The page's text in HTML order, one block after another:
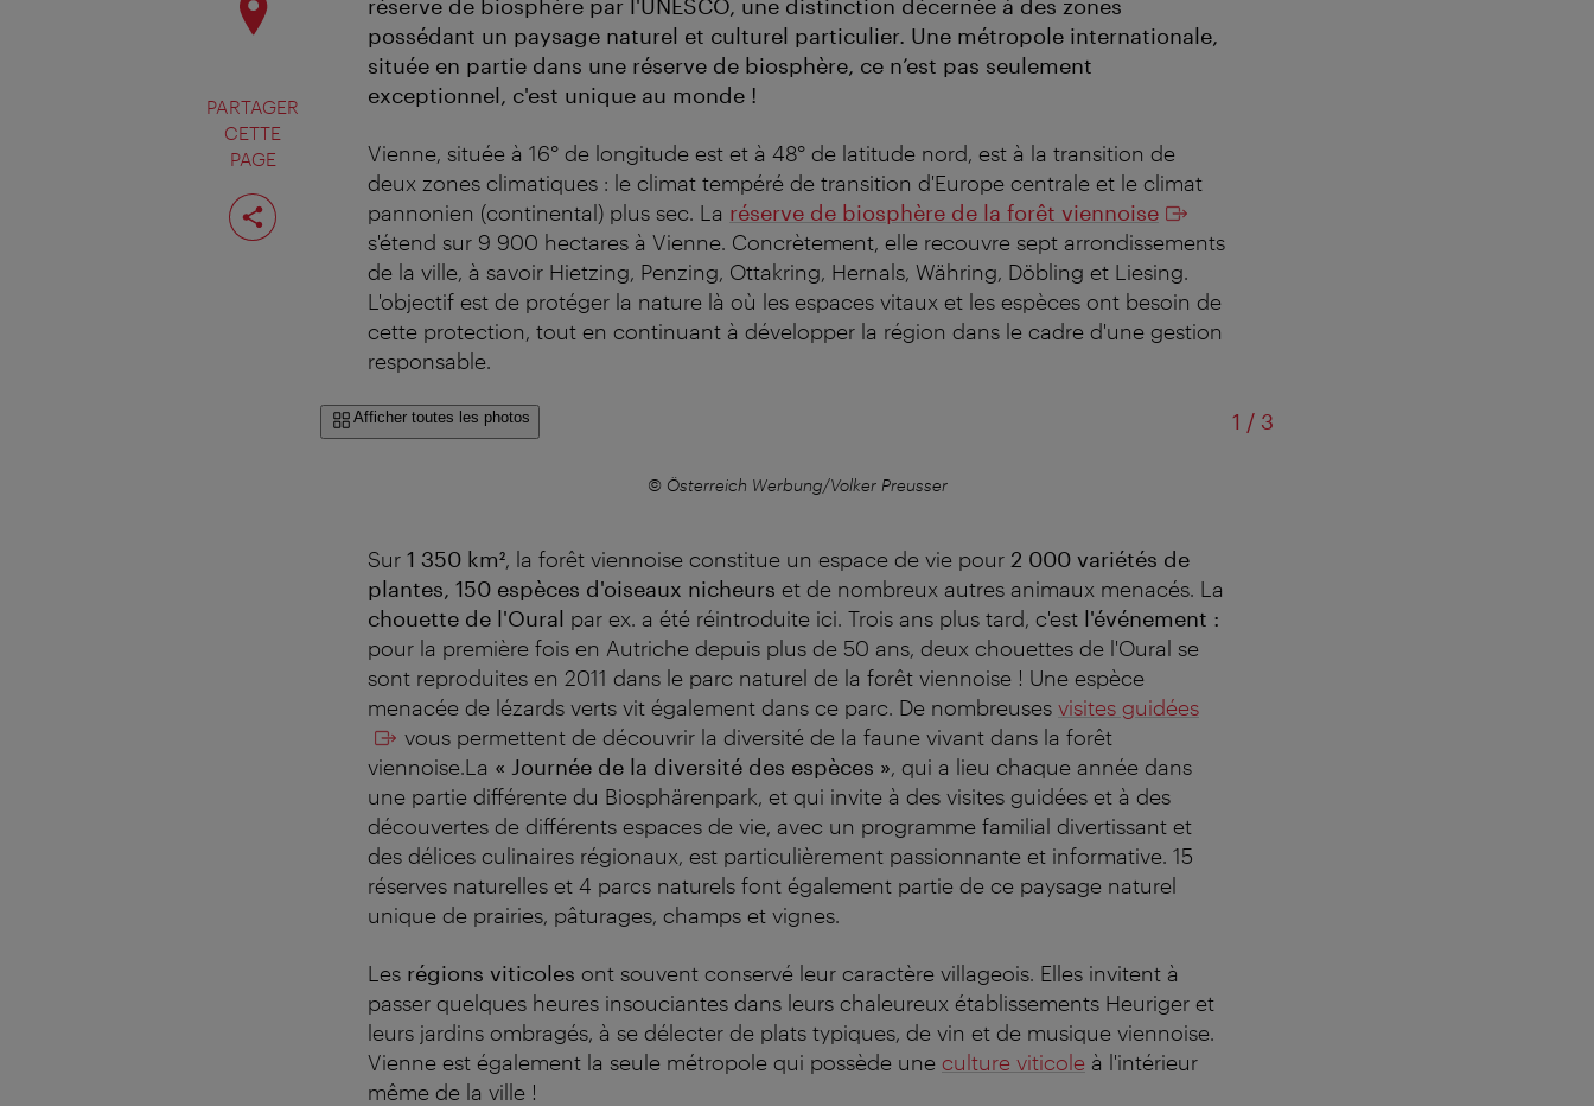
PARTAGER
CETTE
PAGE
Partager
cette
page
réserve de biosphère par l'UNESCO, une distinction décernée à des zones
possédant un paysage naturel et culturel particulier. Une métropole internationale,
située en partie dans une réserve de biosphère, ce n’est pas seulement
exceptionnel, c'est unique au monde !
Vienne, située à 16° de longitude est et à 48° de latitude nord, est à la transition de
deux zones climatiques : le climat tempéré de transition d'Europe centrale et le climat
pannonien (continental) plus sec. La réserve de biosphère de la forêt viennoise
s'étend sur 9 900 hectares à Vienne. Concrètement, elle recouvre sept arrondissements
de la ville, à savoir Hietzing, Penzing, Ottakring, Hernals, Währing, Döbling et Liesing.
L'objectif est de protéger la nature là où les espaces vitaux et les espèces ont besoin de
cette protection, tout en continuant à développer la région dans le cadre d'une gestion
responsable.
Afficher toutes les photos 1 /sur
3
© Österreich Werbung/Volker Preusser
Sur 1 350 km², la forêt viennoise constitue un espace de vie pour 2 000 variétés de
plantes, 150 espèces d'oiseaux nicheurs et de nombreux autres animaux menacés. La
chouette de l'Oural par ex. a été réintroduite ici. Trois ans plus tard, c'est l'événement :
pour la première fois en Autriche depuis plus de 50 ans, deux chouettes de l'Oural se
sont reproduites en 2011 dans le parc naturel de la forêt viennoise ! Une espèce
menacée de lézards verts vit également dans ce parc. De nombreuses visites guidées
vous permettent de découvrir la diversité de la faune vivant dans la forêt
viennoise.La « Journée de la diversité des espèces », qui a lieu chaque année dans
une partie différente du Biosphärenpark, et qui invite à des visites guidées et à des
découvertes de différents espaces de vie, avec un programme familial divertissant et
des délices culinaires régionaux, est particulièrement passionnante et informative. 15
réserves naturelles et 4 parcs naturels font également partie de ce paysage naturel
unique de prairies, pâturages, champs et vignes.
Les régions viticoles ont souvent conservé leur caractère villageois. Elles invitent à
passer quelques heures insouciantes dans leurs chaleureux établissements Heuriger et
leurs jardins ombragés, à se délecter de plats typiques, de vin et de musique viennoise.
Vienne est également la seule métropole qui possède une culture viticole à l'intérieur
même de la ville !